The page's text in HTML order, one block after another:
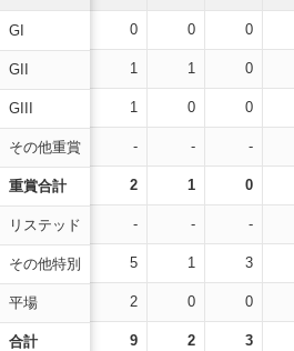
GI
GII
GIII
その他重賞
重賞合計
リステッド
その他特別
平場
合計
0 0 0
1 1 0
1 0 0
- - -
2 1 0
- - -
5 1 3
2 0 0
9 2 3